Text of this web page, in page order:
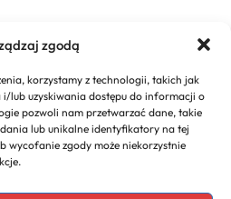
zgodą
korzystamy z technologii, takich jak
lub uzyskiwania dostępu do informacji o
pozwoli nam przetwarzać dane, takie
lub unikalne identyfikatory na tej
wycofanie zgody może niekorzystnie
– Kompleksowy
NEXT
Biznes na Wsi: Dotacje,
Ekologia | Jak Zacząć